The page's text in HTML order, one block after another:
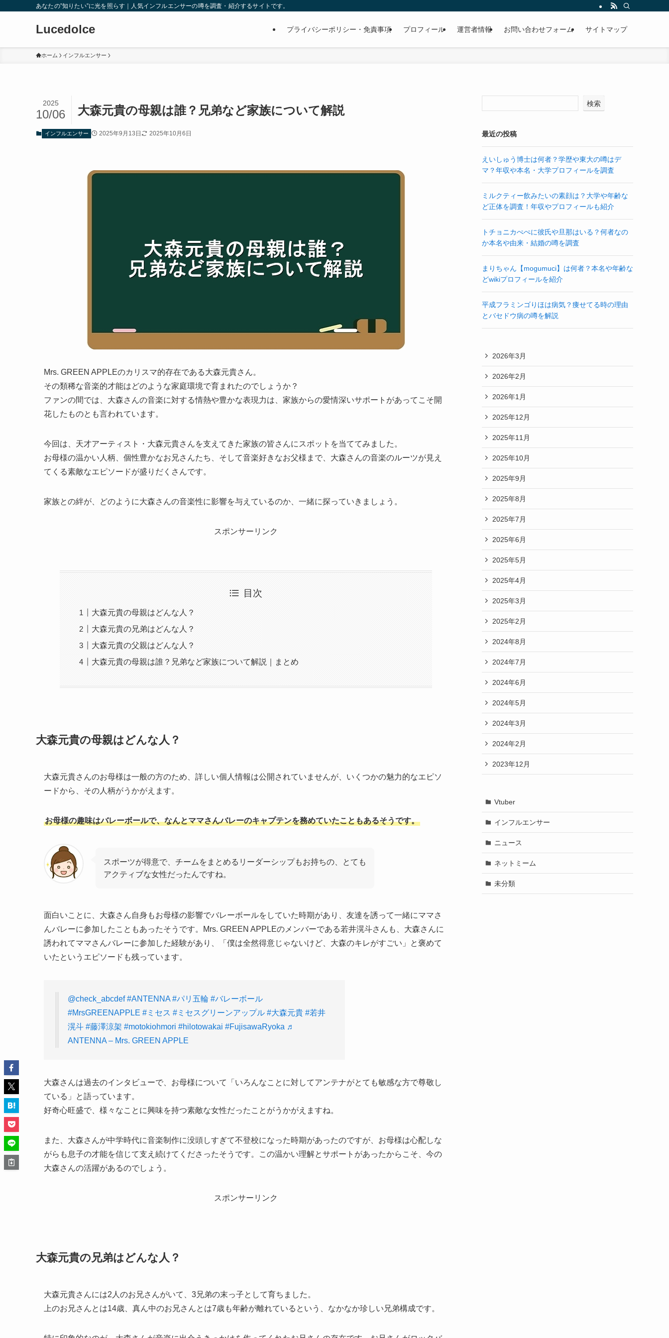
あなたの”知りたい”に光を照らす｜人気インフルエンサーの噂を調査・紹介するサイトです。
Lucedolce プライバシーポリシー・免責事項 プロフィール 運営者情報 お問い合わせフォーム サイトマップ
ホーム インフルエンサー
大森元貴の母親は誰？兄弟など家族について解説
2025
10/06
インフルエンサー 2025年9月13日 2025年10月6日
Mrs. GREEN APPLEのカリスマ的存在である大森元貴さん。
その類稀な音楽的才能はどのような家庭環境で育まれたのでしょうか？
ファンの間では、大森さんの音楽に対する情熱や豊かな表現力は、家族からの愛情深いサポートがあってこそ開
花したものとも言われています。
今回は、天才アーティスト・大森元貴さんを支えてきた家族の皆さんにスポットを当ててみました。
お母様の温かい人柄、個性豊かなお兄さんたち、そして音楽好きなお父様まで、大森さんの音楽のルーツが見え
てくる素敵なエピソードが盛りだくさんです。
家族との絆が、どのように大森さんの音楽性に影響を与えているのか、一緒に探っていきましょう。
スポンサーリンク
目次
大森元貴の母親はどんな人？
大森元貴の兄弟はどんな人？
大森元貴の父親はどんな人？
大森元貴の母親は誰？兄弟など家族について解説｜まとめ
大森元貴の母親はどんな人？
大森元貴さんのお母様は一般の方のため、詳しい個人情報は公開されていませんが、いくつかの魅力的なエピソ
ードから、その人柄がうかがえます。
お母様の趣味はバレーボールで、なんとママさんバレーのキャプテンを務めていたこともあるそうです。
スポーツが得意で、チームをまとめるリーダーシップもお持ちの、とても
アクティブな女性だったんですね。
面白いことに、大森さん自身もお母様の影響でバレーボールをしていた時期があり、友達を誘って一緒にママさ
んバレーに参加したこともあったそうです。Mrs. GREEN APPLEのメンバーである若井滉斗さんも、大森さんに
誘われてママさんバレーに参加した経験があり、「僕は全然得意じゃないけど、大森のキレがすごい」と褒めて
いたというエピソードも残っています。
@check_abcdef #ANTENNA #パリ五輪 #バレーボール
#MrsGREENAPPLE #ミセス #ミセスグリーンアップル #大森元貴 #若井
滉斗 #藤澤涼架 #motokiohmori #hilotowakai #FujisawaRyoka ♬
ANTENNA – Mrs. GREEN APPLE
大森さんは過去のインタビューで、お母様について「いろんなことに対してアンテナがとても敏感な方で尊敬し
ている」と語っています。
好奇心旺盛で、様々なことに興味を持つ素敵な女性だったことがうかがえますね。
また、大森さんが中学時代に音楽制作に没頭しすぎて不登校になった時期があったのですが、お母様は心配しな
がらも息子の才能を信じて支え続けてくださったそうです。この温かい理解とサポートがあったからこそ、今の
大森さんの活躍があるのでしょう。
スポンサーリンク
大森元貴の兄弟はどんな人？
大森元貴さんには2人のお兄さんがいて、3兄弟の末っ子として育ちました。
上のお兄さんとは14歳、真ん中のお兄さんとは7歳も年齢が離れているという、なかなか珍しい兄弟構成です。
検索
最近の投稿
えいしゅう博士は何者？学歴や東大の噂はデ
マ？年収や本名・大学プロフィールを調査
ミルクティー飲みたいの素顔は？大学や年齢な
ど正体を調査！年収やプロフィールも紹介
トチョニカぺぺに彼氏や旦那はいる？何者なの
か本名や由来・結婚の噂を調査
まりちゃん【mogumuci】は何者？本名や年齢な
どwikiプロフィールを紹介
平成フラミンゴりほは病気？痩せてる時の理由
とバセドウ病の噂を解説
2026年3月
2026年2月
2026年1月
2025年12月
2025年11月
2025年10月
2025年9月
2025年8月
2025年7月
2025年6月
2025年5月
2025年4月
2025年3月
2025年2月
2024年8月
2024年7月
2024年6月
2024年5月
2024年3月
2024年2月
2023年12月
Vtuber
インフルエンサー
ニュース
ネットミーム
未分類